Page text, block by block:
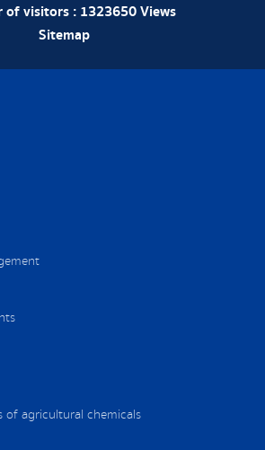
of visitors : 1323650Views
Sitemap
of agricultural chemicals